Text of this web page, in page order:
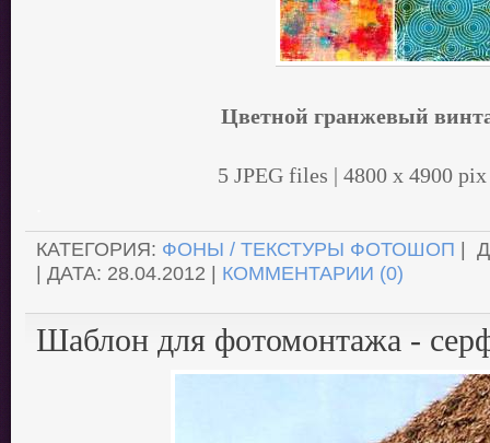
Цветной гранжевый
5 JPEG files | 4800 x 4900
КАТЕГОРИЯ: ФОНЫ / ТЕКСТУРЫ ФОТОШОП |
| ДАТА: 28.04.2012 | КОММЕНТАРИИ (0)
Шаблон для фотомонтажа -